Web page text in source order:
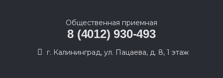
Общественная приемная
8 (4012) 930-493
г. Калининград, ул. Пацаева, д. 8, 1 этаж